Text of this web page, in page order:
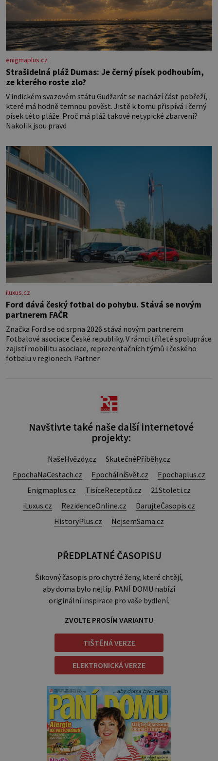
enigmaplus.cz
Strašidelná pláž Dumas: Je černý písek podhoubím,
ze kterého roste zlo?
V indickém svazovém státu Gudžarát se nachází část pobřeží,
které má hodně temnou pověst. Jistě k tomu přispívá i černý
písek této pláže. Proč má pláž takové netypické zbarvení?
Nakolik jsou pravd
iluxus.cz
Ford dává český fotbal do pohybu. Stává se novým
partnerem FAČR
Značka Ford se od srpna 2026 stává novým partnerem
Fotbalové asociace České republiky. V rámci tříleté spolupráce
zajistí mobilitu asociace, reprezentačních týmů i českého
fotbalu v regionech. Partner
Navštivte také naše další internetové
projekty:
NašeHvězdy.cz
SkutečnéPříběhy.cz
EpochaNaCestach.cz
EpochálníSvět.cz
Epochaplus.cz
Enigmaplus.cz
TisíceReceptů.cz
21Stoleti.cz
iLuxus.cz
RezidenceOnline.cz
DarujteČasopis.cz
HistoryPlus.cz
NejsemSama.cz
PŘEDPLATNÉ ČASOPISU
Šikovný časopis pro chytré ženy, které chtějí,
aby doma bylo nejlíp. PANÍ DOMU nabízí
originální inspirace pro vaše bydlení.
ZVOLTE PROSÍM VARIANTU
TIŠTĚNÁ VERZE
ELEKTRONICKÁ VERZE